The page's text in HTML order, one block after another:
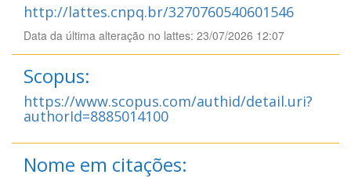
http://lattes.cnpq.br/3270760540601546
Data da última alteração no lattes: 23/07/2026 12:07
Scopus:
https://www.scopus.com/authid/detail.uri?
authorId=8885014100
Nome em citações: